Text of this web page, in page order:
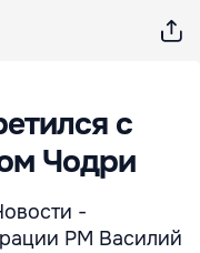
с
Чодри
-
РМ Василий